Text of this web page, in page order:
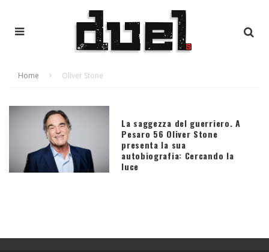
Home Oliver Stone
La saggezza del guerriero. A
Pesaro 56 Oliver Stone
presenta la sua
autobiografia: Cercando la
luce